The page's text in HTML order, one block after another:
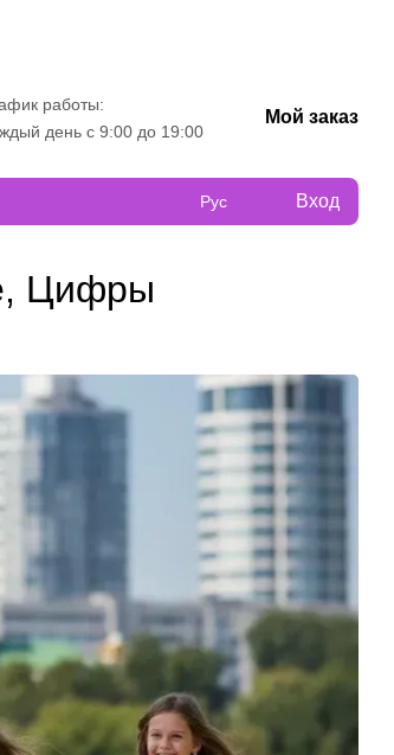
работы:
день с 9:00 до 19:00
Мой заказ
Рус Вход
Цифры